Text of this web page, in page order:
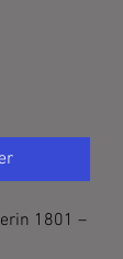
1801 –